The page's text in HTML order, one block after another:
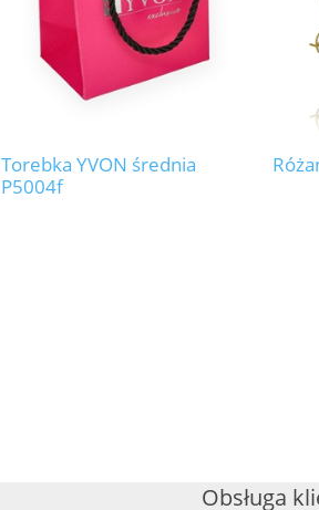
Torebka YVON średnia
P5004f
Obsługa